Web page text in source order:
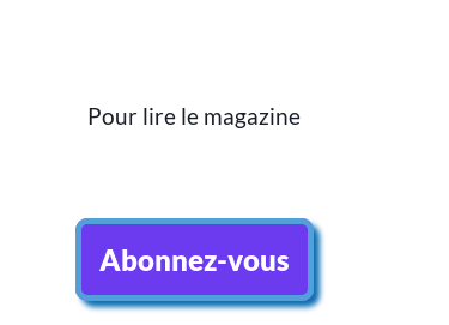
Pour lire le magazine
Abonnez-vous